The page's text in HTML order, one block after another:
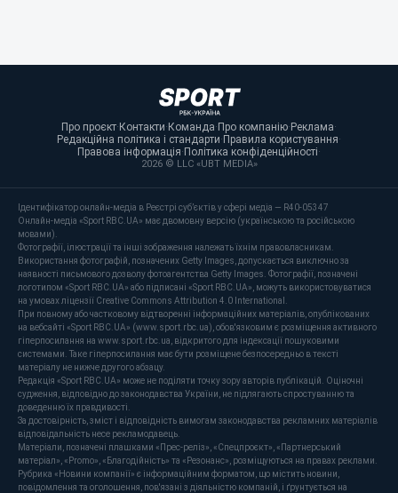
Про проєкт·Контакти·Команда·Про компанію·Реклама·
Редакційна політика і стандарти·Правила користування·
Правова інформація·Політика конфіденційності·
2026 © LLC «UBT MEDIA»
Ідентифікатор онлайн-медіа в Реєстрі суб’єктів у сфері медіа — R40-05347
Онлайн-медіа «Sport RBC.UA» має двомовну версію (українською та російською
мовами).
Фотографії, ілюстрації та інші зображення належать їхнім правовласникам.
Використання фотографій, позначених Getty Images, допускається виключно за
наявності письмового дозволу фотоагентства Getty Images. Фотографії, позначені
логотипом «Sport RBC.UA» або підписані «Sport RBC.UA», можуть використовуватися
на умовах ліцензії Creative Commons Attribution 4.0 International.
При повному або частковому відтворенні інформаційних матеріалів, опублікованих
на вебсайті «Sport RBC.UA» (www.sport.rbc.ua), обов'язковим є розміщення активного
гіперпосилання на www.sport.rbc.ua, відкритого для індексації пошуковими
системами. Таке гіперпосилання має бути розміщене безпосередньо в тексті
матеріалу не нижче другого абзацу.
Редакція «Sport RBC.UA» може не поділяти точку зору авторів публікацій. Оціночні
судження, відповідно до законодавства України, не підлягають спростуванню та
доведенню їх правдивості.
За достовірність, зміст і відповідність вимогам законодавства рекламних матеріалів
відповідальність несе рекламодавець.
Матеріали, позначені плашками «Прес-реліз», «Спецпроєкт», «Партнерський
матеріал», «Promo», «Благодійність» та «Резонанс», розміщуються на правах реклами.
Рубрика «Новини компанії» є інформаційним форматом, що містить новини,
повідомлення та оголошення, пов'язані з діяльністю компаній, і ґрунтується на